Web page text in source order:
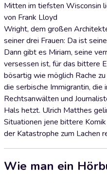
Mitten im tiefsten Wisconsin
von Frank Lloyd
Wright, dem großen
seiner drei Frauen: Da ist
Dann gibt es Miriam, seine
versessen ist, für das bittere
bösartig wie möglich Rache
die serbische Immigrantin,
Rechtsanwälten und
Hals hetzt. Ulrich Matthes
Situationen jene bittere
der Katastrophe zum Lachen
Wie man ein